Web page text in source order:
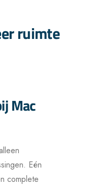
ruimte
Mac
Eén
complete